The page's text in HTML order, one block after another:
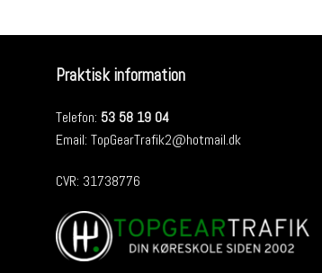
Praktisk information
Telefon: 53 58 19 04
Email: TopGearTrafik2@hotmail.dk
CVR: 31738776